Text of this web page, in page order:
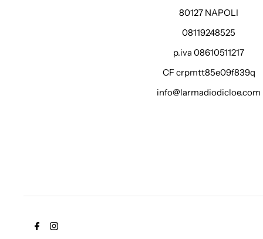
80127 NAPOLI
08119248525
p.iva 08610511217
CF crpmtt85e09f839q
info@larmadiodicloe.com